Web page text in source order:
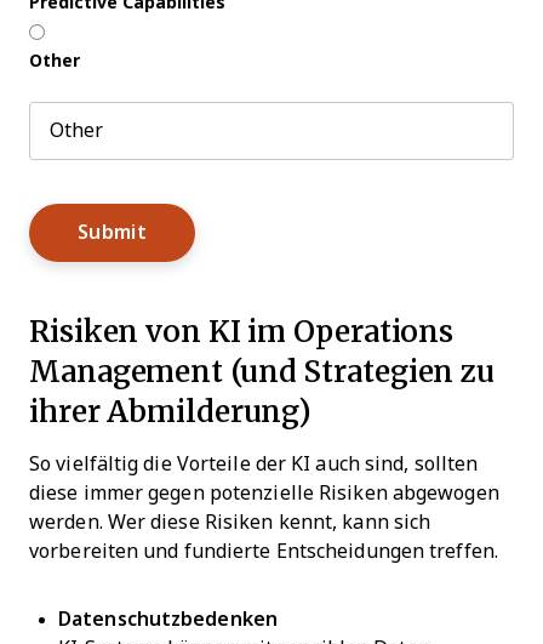
Other
Risiken von KI im Operations
Management (und Strategien zu
ihrer Abmilderung)
So vielfältig die Vorteile der KI auch sind, sollten
diese immer gegen potenzielle Risiken abgewogen
werden. Wer diese Risiken kennt, kann sich
vorbereiten und fundierte Entscheidungen treffen.
Datenschutzbedenken